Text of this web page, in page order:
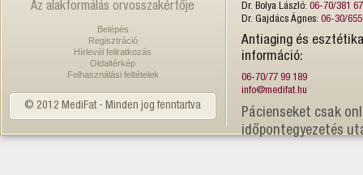
Az alakformálás orvosszakértője
Belépés
Regisztráció
Hírlevél feliratkozás
Oldaltérkép
Felhasználási feltételek
© 2012 MediFat - Minden jog fenntartva
Dr. Bolya László: 06-70/381
Dr. Gajdács Ágnes: 06-30/
Antiaging és
információ:
06-70/77 99 189
info@medifat.hu
Pácienseket csak
időpontegyezetés